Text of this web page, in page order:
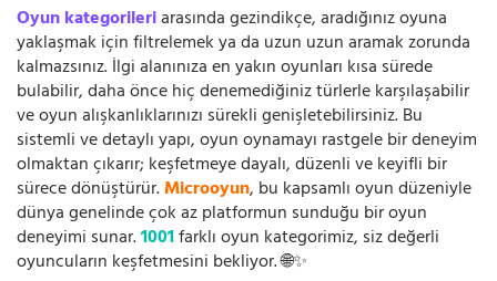
Oyun kategorileriarasında gezindikçe, aradığınız oyuna
yaklaşmak için filtrelemek ya da uzun uzun aramak zorunda
kalmazsınız. İlgi alanınıza en yakın oyunları kısa sürede
bulabilir, daha önce hiç denemediğiniz türlerle karşılaşabilir
ve oyun alışkanlıklarınızı sürekli genişletebilirsiniz. Bu
sistemli ve detaylı yapı, oyun oynamayı rastgele bir deneyim
olmaktan çıkarır; keşfetmeye dayalı, düzenli ve keyifli bir
sürece dönüştürür.Microoyun, bu kapsamlı oyun düzeniyle
dünya genelinde çok az platformun sunduğu bir oyun
deneyimi sunar.1001farklı oyun kategorimiz, siz değerli
oyuncuların keşfetmesini bekliyor. 🌐✨